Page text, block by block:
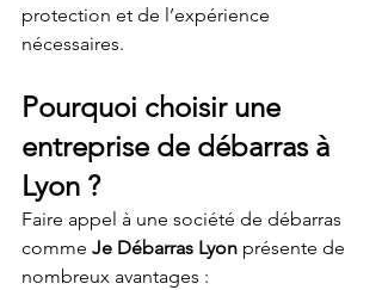
protection et de l’expérience
nécessaires.
Pourquoi choisir une
entreprise de débarras à
Lyon ?
Faire appel à une société de débarras
comme Je Débarras Lyon présente de
nombreux avantages :